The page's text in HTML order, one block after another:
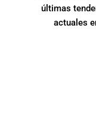
últimas
actuales